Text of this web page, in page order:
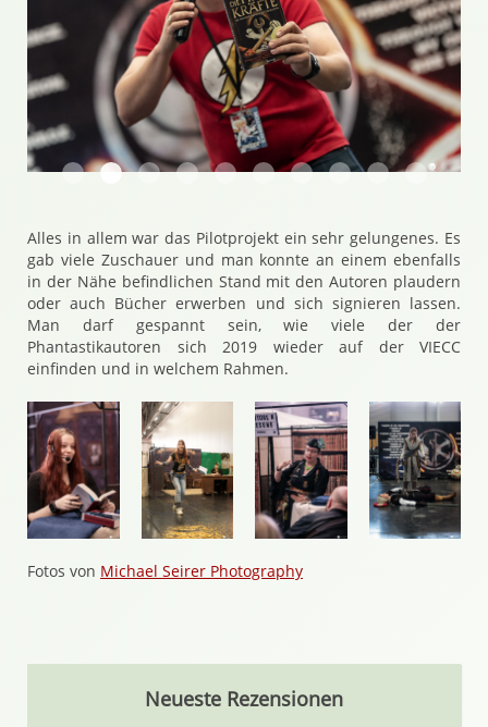
Stefan Cernohuby präsentiert die Hilfskräfte
Starke Worte
Böser Nekromant
Die Action beginnt
Wer sind diese Gestalten?
Das ging schief
Nekromantie wirkt!
Doch Hal Jordan
Ein
Alles in allem war das Pilotprojekt ein sehr gelungenes. Es
gab viele Zuschauer und man konnte an einem ebenfalls
in der Nähe befindlichen Stand mit den Autoren plaudern
oder auch Bücher erwerben und sich signieren lassen.
Man darf gespannt sein, wie viele der der
Phantastikautoren sich 2019 wieder auf der VIECC
einfinden und in welchem Rahmen.
Fotos von Michael Seirer Photography
Neueste Rezensionen